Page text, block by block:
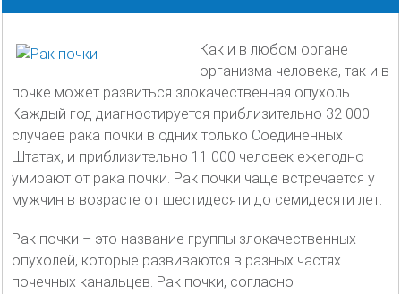
Как и в любом органе
организма человека, так и в
почке может развиться злокачественная опухоль.
Каждый год диагностируется приблизительно 32 000
случаев рака почки в одних только Соединенных
Штатах, и приблизительно 11 000 человек ежегодно
умирают от рака почки. Рак почки чаще встречается у
мужчин в возрасте от шестидесяти до семидесяти лет.
Рак почки – это название группы злокачественных
опухолей, которые развиваются в разных частях
почечных канальцев. Рак почки, согласно